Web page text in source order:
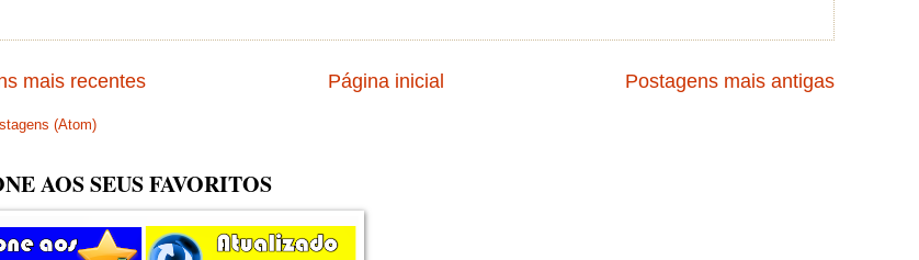
mais recentes Postagens mais antigas
Página inicial
(Atom)
AOS SEUS FAVORITOS